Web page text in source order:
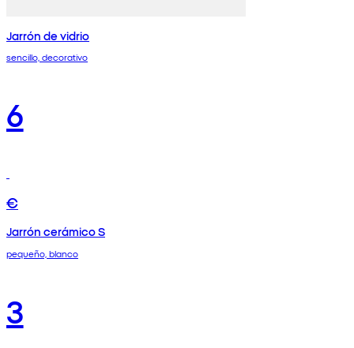
Jarrón de vidrio
sencillo, decorativo
6
€
Jarrón cerámico S
pequeño, blanco
3